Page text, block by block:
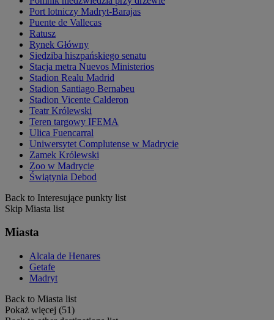
Port lotniczy Madryt-Barajas
Puente de Vallecas
Ratusz
Rynek Główny
Siedziba hiszpańskiego senatu
Stacja metra Nuevos Ministerios
Stadion Realu Madrid
Stadion Santiago Bernabeu
Stadion Vicente Calderon
Teatr Królewski
Teren targowy IFEMA
Ulica Fuencarral
Uniwersytet Complutense w Madrycie
Zamek Królewski
Zoo w Madrycie
Świątynia Debod
Back to Interesujące punkty list
Skip Miasta list
Miasta
Alcala de Henares
Getafe
Madryt
Back to Miasta list
Pokaż więcej (51)